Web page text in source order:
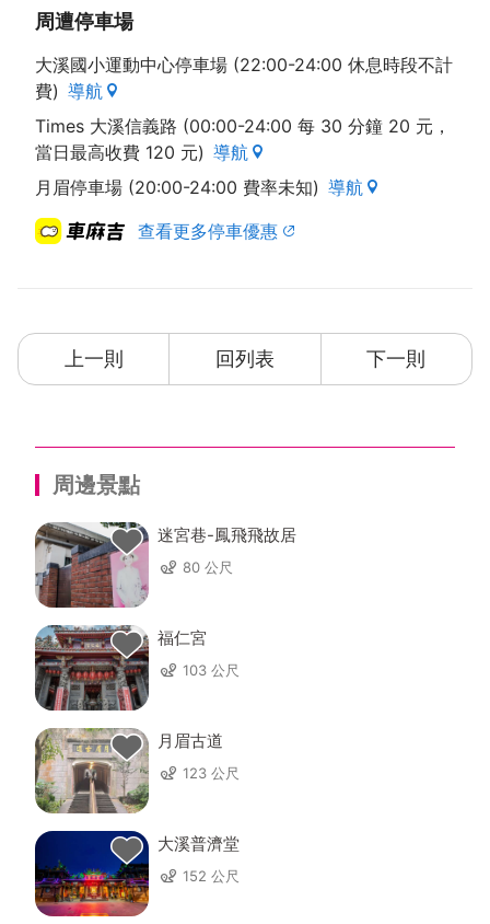
周遭停車場
大溪國小運動中心停車場 (22:00-24:00 休息時段不計
費) 導航
Times 大溪信義路 (00:00-24:00 每 30 分鐘 20 元，
當日最高收費 120 元) 導航
月眉停車場 (20:00-24:00 費率未知) 導航
查看更多停車優惠
上一則 回列表 下一則
周邊景點
迷宮巷-鳳飛飛故居
80 公尺
福仁宮
103 公尺
月眉古道
123 公尺
大溪普濟堂
152 公尺